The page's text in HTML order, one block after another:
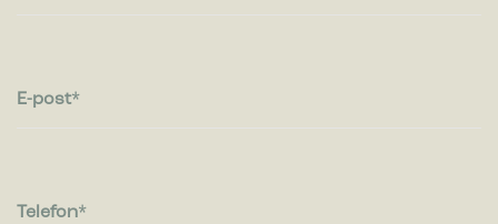
E-post
Telefon